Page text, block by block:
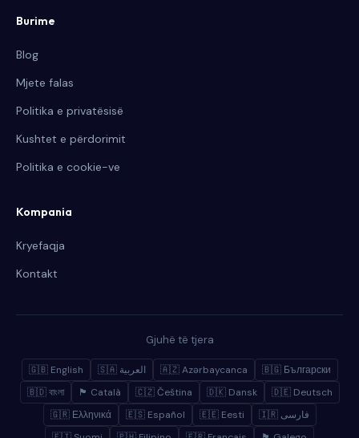
Burime
Blog
Mjete falas
Politika e privatësisë
Kushtet e përdorimit
Politika e cookie-ve
Kompania
Kryefaqja
Kontakt
Gjuhë të tjera
🇬🇧 English 🇸🇦 العربية 🇦🇿 Azərbaycanca
🇧🇬 Български
🇧🇩 বাংলা
🏴 Català 🇨🇿 Čeština 🇩🇰 Dansk
🇩🇪 Deutsch
🇬🇷 Ελληνικά
🇪🇸 Español 🇪🇪 Eesti
🇮🇷 فارسی